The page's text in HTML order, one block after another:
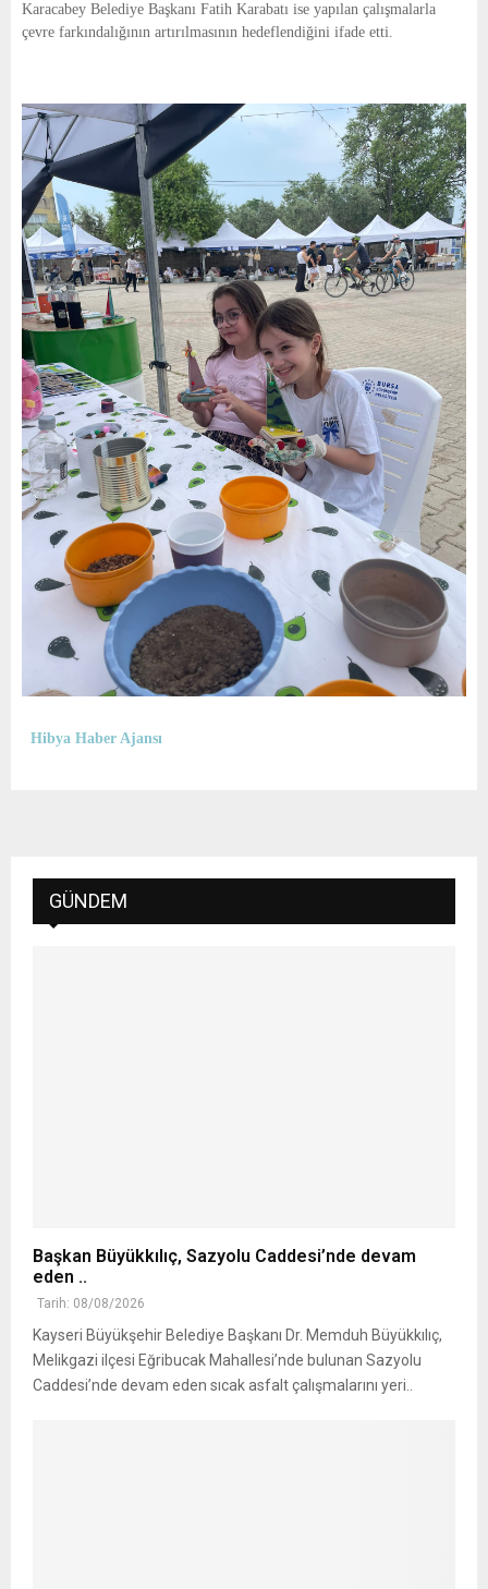
Karacabey Belediye Başkanı Fatih Karabatı ise yapılan çalışmalarla
çevre farkındalığının artırılmasının hedeflendiğini ifade etti.
Hibya Haber Ajansı
GÜNDEM
Başkan Büyükkılıç, Sazyolu Caddesi’nde devam
eden ..
Tarih: 08/08/2026
Kayseri Büyükşehir Belediye Başkanı Dr. Memduh Büyükkılıç,
Melikgazi ilçesi Eğribucak Mahallesi’nde bulunan Sazyolu
Caddesi’nde devam eden sıcak asfalt çalışmalarını yeri..